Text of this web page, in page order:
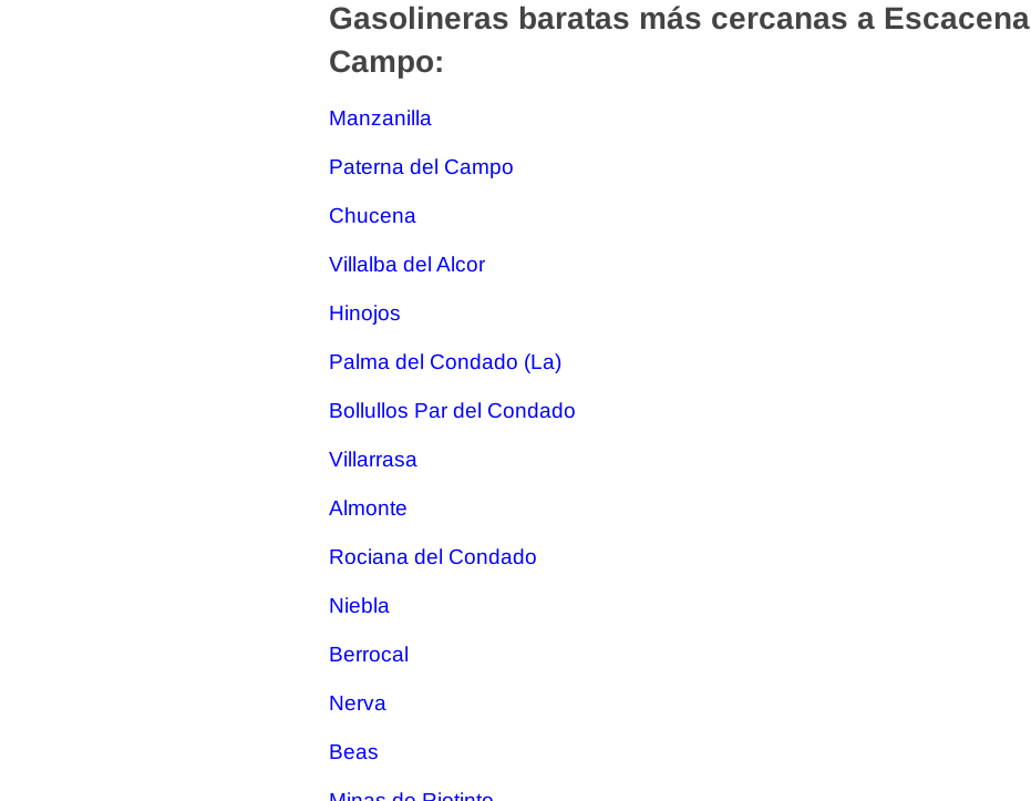
Gasolineras baratas más cercanas a
Campo:
Manzanilla
Paterna del Campo
Chucena
Villalba del Alcor
Hinojos
Palma del Condado (La)
Bollullos Par del Condado
Villarrasa
Almonte
Rociana del Condado
Niebla
Berrocal
Nerva
Beas